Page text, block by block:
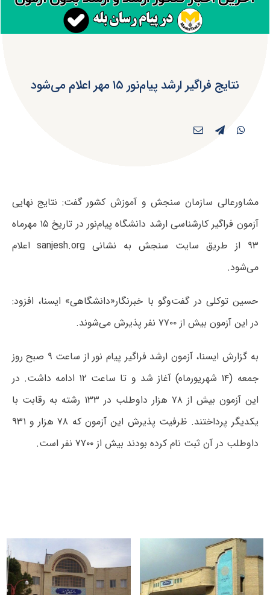
نتایج فراگیر ارشد پیام‌نور ۱۵ مهر اعلام می‌شود
مشاورعالی سازمان سنجش و آموزش کشور گفت: نتایج نهایی
آزمون فراگیر کارشناسی ارشد دانشگاه پیام‌نور در تاریخ ۱۵ مهرماه
۹۳ از طریق سایت سنجش به نشانی sanjesh.org اعلام
می‌شود.
حسین توکلی در گفت‌وگو با خبرنگار«دانشگاهی» ایسنا، افزود:
در این آزمون بیش از ۷۷۰۰ نفر پذیرش می‌شوند.
به گزارش ایسنا، آزمون ارشد فراگیر پیام نور از ساعت ۹ صبح روز
جمعه (۱۴ شهریورماه) آغاز شد و تا ساعت ۱۲ ادامه داشت. در
این آزمون بیش از ۷۸ هزار داوطلب در ۱۳۳ رشته به رقابت با
یکدیگر پرداختند. ظرفیت پذیرش این آزمون که ۷۸ هزار و ۹۳۱
داوطلب در آن ثبت نام کرده‌ بودند بیش از ۷۷۰۰ نفر است.